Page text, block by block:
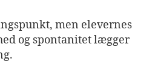
men elevernes
og spontanitet lægger